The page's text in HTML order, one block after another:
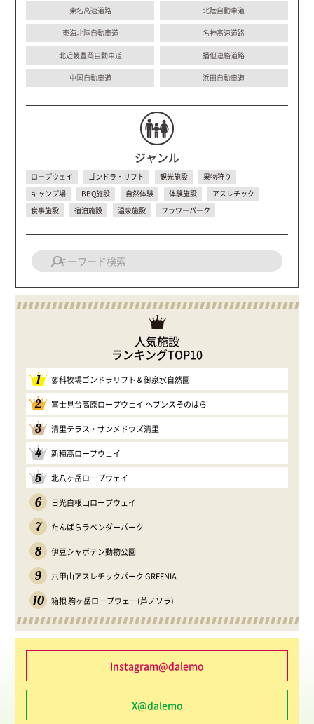
東名高速道路 北陸自動車道
東海北陸自動車道 名神高速道路
北近畿豊岡自動車道 播但連絡道路
中国自動車道 浜田自動車道
ジャンル
ロープウェイ ゴンドラ・リフト 観光施設
果物狩り
キャンプ場
BBQ施設 自然体験 体験施設
アスレチック
食事施設
宿泊施設 温泉施設 フラワーパーク
人気施設
ランキングTOP10
1 蓼科牧場ゴンドラリフト＆御泉水自然園
2 富士見台高原ロープウェイ ヘブンスそのはら
3 清里テラス・サンメドウズ清里
4 新穂高ロープウェイ
5 北八ヶ岳ロープウェイ
6 日光白根山ロープウェイ
7 たんばらラベンダーパーク
8 伊豆シャボテン動物公園
9 六甲山アスレチックパーク GREENIA
10 箱根 駒ヶ岳ロープウェー(芦ノソラ)
Instagram@dalemo
X@dalemo